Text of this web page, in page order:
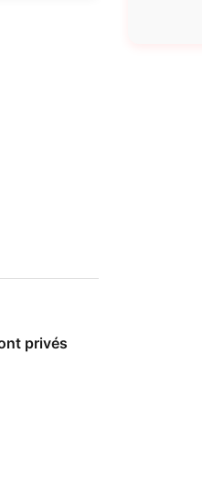
privés